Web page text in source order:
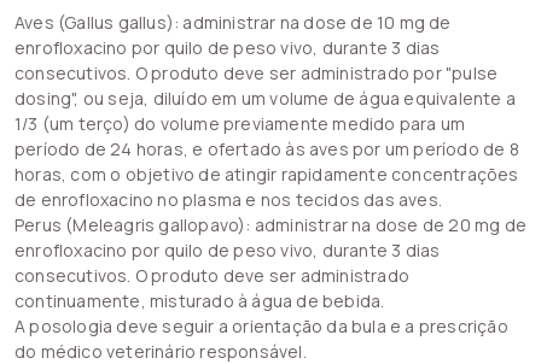
Aves (Gallus gallus): administrar na dose de 10 mg de
enrofloxacino por quilo de peso vivo, durante 3 dias
consecutivos. O produto deve ser administrado por "pulse
dosing", ou seja, diluído em um volume de água equivalente a
1/3 (um terço) do volume previamente medido para um
período de 24 horas, e ofertado às aves por um período de 8
horas, com o objetivo de atingir rapidamente concentrações
de enrofloxacino no plasma e nos tecidos das aves.
Perus (Meleagris gallopavo): administrar na dose de 20 mg de
enrofloxacino por quilo de peso vivo, durante 3 dias
consecutivos. O produto deve ser administrado
continuamente, misturado à água de bebida.
A posologia deve seguir a orientação da bula e a prescrição
do médico veterinário responsável.